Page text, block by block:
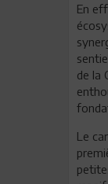
En
de la
Le